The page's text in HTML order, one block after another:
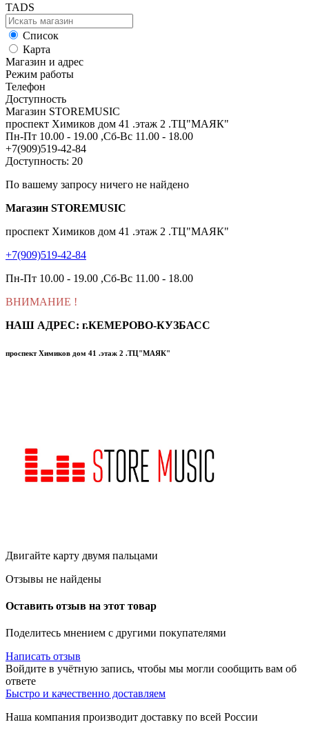
TADS
Список
Карта
Магазин и адрес
Режим работы
Телефон
Доступность
Магазин STOREMUSIC
проспект Химиков дом 41 .этаж 2 .ТЦ"МАЯК"
Пн-Пт 10.00 - 19.00 ,Сб-Вс 11.00 - 18.00
+7(909)519-42-84
Доступность: 20
По вашему запросу ничего не найдено
Магазин STOREMUSIC
проспект Химиков дом 41 .этаж 2 .ТЦ"МАЯК"
+7(909)519-42-84
Пн-Пт 10.00 - 19.00 ,Сб-Вс 11.00 - 18.00
ВНИМАНИЕ !
НАШ АДРЕС: г.КЕМЕРОВО-КУЗБАСС
проспект Химиков дом 41 .этаж 2 .ТЦ"МАЯК"
Двигайте карту двумя пальцами
Отзывы не найдены
Оставить отзыв на этот товар
Поделитесь мнением с другими покупателями
Написать отзыв
Войдите в учётную запись, чтобы мы могли сообщить вам об
ответе
Быстро и качественно доставляем
Наша компания производит доставку по всей России